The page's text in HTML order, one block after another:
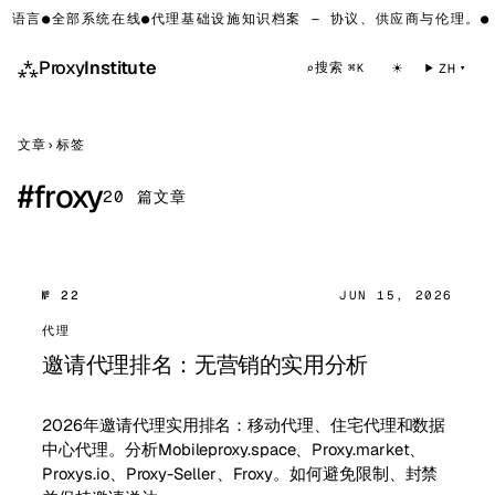
言●全部系统在线●代理基础设施知识档案 — 协议、供应商与伦理。 ●
⁂ProxyInstitute ⌕搜索 ⌘K ☀ ZH
文章 › 标签
#froxy20 篇文章
№ 22 JUN 15, 2026
代理
邀请代理排名：无营销的实用分析
2026年邀请代理实用排名：移动代理、住宅代理和数据
中心代理。分析Mobileproxy.space、Proxy.market、
Proxys.io、Proxy-Seller、Froxy。如何避免限制、封禁